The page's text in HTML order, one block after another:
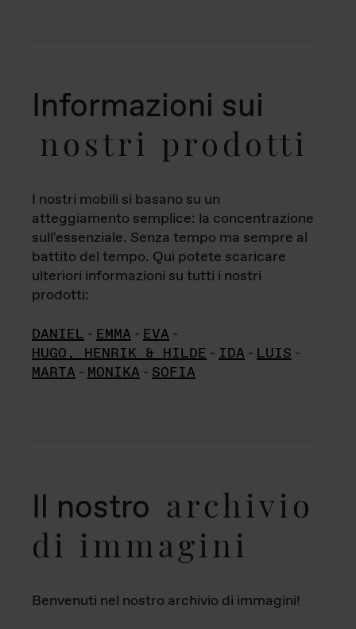
Informazioni sui
nostri prodotti
I nostri mobili si basano su un
atteggiamento semplice: la concentrazione
sull'essenziale. Senza tempo ma sempre al
battito del tempo. Qui potete scaricare
ulteriori informazioni su tutti i nostri
prodotti:
DANIEL - EMMA - EVA -
HUGO, HENRIK & HILDE - IDA - LUIS -
MARTA - MONIKA - SOFIA
Il nostro archivio
di immagini
Benvenuti nel nostro archivio di immagini!